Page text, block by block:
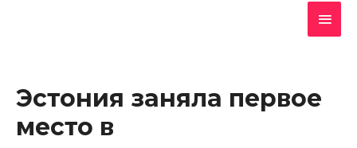
Эстония заняла первое
место в